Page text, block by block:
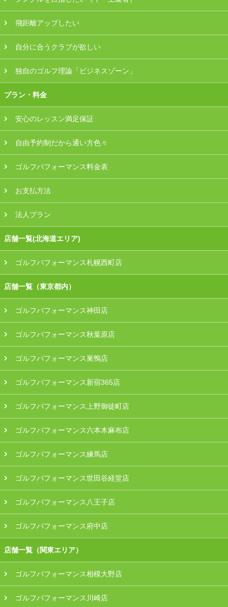
飛距離アップしたい
自分に合うクラブが欲しい
独自のゴルフ理論「ビジネスゾーン」
プラン・料金
安心のレッスン満足保証
自由予約制だから通い方色々
ゴルフパフォーマンス料金表
お支払方法
法人プラン
店舗一覧(北海道エリア)
ゴルフパフォーマンス札幌西町店
店舗一覧（東京都内）
ゴルフパフォーマンス神田店
ゴルフパフォーマンス秋葉原店
ゴルフパフォーマンス巣鴨店
ゴルフパフォーマンス新宿365店
ゴルフパフォーマンス上野御徒町店
ゴルフパフォーマンス六本木麻布店
ゴルフパフォーマンス練馬店
ゴルフパフォーマンス世田谷経堂店
ゴルフパフォーマンス八王子店
ゴルフパフォーマンス府中店
店舗一覧（関東エリア）
ゴルフパフォーマンス相模大野店
ゴルフパフォーマンス川崎店